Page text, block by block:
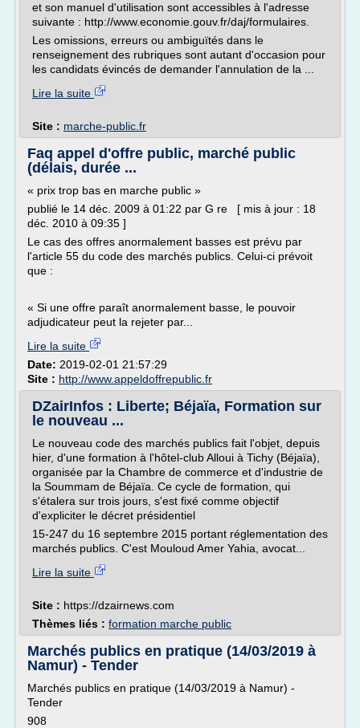
et son manuel d'utilisation sont accessibles à l'adresse
suivante : http://www.economie.gouv.fr/daj/formulaires.
Les omissions, erreurs ou ambiguïtés dans le
renseignement des rubriques sont autant d'occasion pour
les candidats évincés de demander l'annulation de la ...
Lire la suite
Site : marche-public.fr
Faq appel d'offre public, marché public
(délais, durée ...
« prix trop bas en marche public »
publié le 14 déc. 2009 à 01:22 par G re [ mis à jour : 18
déc. 2010 à 09:35 ]
Le cas des offres anormalement basses est prévu par
l'article 55 du code des marchés publics. Celui-ci prévoit
que :
« Si une offre paraît anormalement basse, le pouvoir
adjudicateur peut la rejeter par...
Lire la suite
Date: 2019-02-01 21:57:29
Site : http://www.appeldoffrepublic.fr
DZairInfos : Liberte; Béjaïa, Formation sur
le nouveau ...
Le nouveau code des marchés publics fait l'objet, depuis
hier, d'une formation à l'hôtel-club Alloui à Tichy (Béjaïa),
organisée par la Chambre de commerce et d'industrie de
la Soummam de Béjaïa. Ce cycle de formation, qui
s'étalera sur trois jours, s'est fixé comme objectif
d'expliciter le décret présidentiel
15-247 du 16 septembre 2015 portant réglementation des
marchés publics. C'est Mouloud Amer Yahia, avocat...
Lire la suite
Site : https://dzairnews.com
Thèmes liés : formation marche public
Marchés publics en pratique (14/03/2019 à
Namur) - Tender
Marchés publics en pratique (14/03/2019 à Namur) -
Tender
908